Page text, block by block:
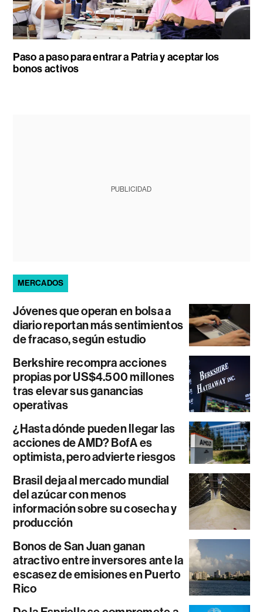
Paso a paso para entrar a Patria y aceptar los
bonos activos
PUBLICIDAD
MERCADOS
Jóvenes que operan en bolsa a
diario reportan más sentimientos
de fracaso, según estudio
Berkshire recompra acciones
propias por US$4.500 millones
tras elevar sus ganancias
operativas
¿Hasta dónde pueden llegar las
acciones de AMD? BofA es
optimista, pero advierte riesgos
Brasil deja al mercado mundial
del azúcar con menos
información sobre su cosecha y
producción
Bonos de San Juan ganan
atractivo entre inversores ante la
escasez de emisiones en Puerto
Rico